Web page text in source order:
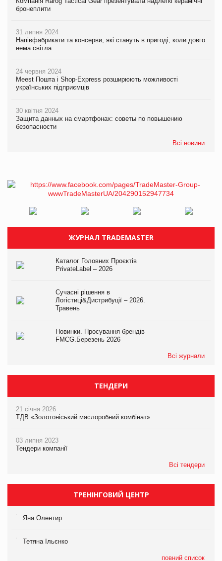
бронеплити
31 липня 2024
Напівфабрикати та консерви, які стануть в пригоді, коли довго
нема світла
24 червня 2024
Meest Пошта і Shop-Express розширюють можливості
українських підприємців
30 квітня 2024
Защита данных на смартфонах: советы по повышению
безопасности
Всі новини
ЖУРНАЛ TRADEMASTER
Каталог Головних Проєктів
PrivateLabel – 2026
Сучасні рішення в
Логістиці&Дистрибуції – 2026.
Травень
Новинки. Просування брендів
FMCG.Березень 2026
Всі журнали
ТЕНДЕРИ
21 січня 2026
ТДВ «Золотоніський маслоробний комбінат»
03 липня 2023
Тендери компанії
Всі тендери
ТРЕНІНГОВИЙ ЦЕНТР
Яна Олентир
Тетяна Ільєнко
повний список